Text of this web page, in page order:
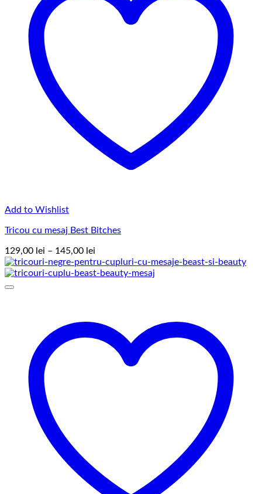
Add to Wishlist
Tricou cu mesaj Best Bitches
129,00 lei – 145,00 lei
de
prețuri: